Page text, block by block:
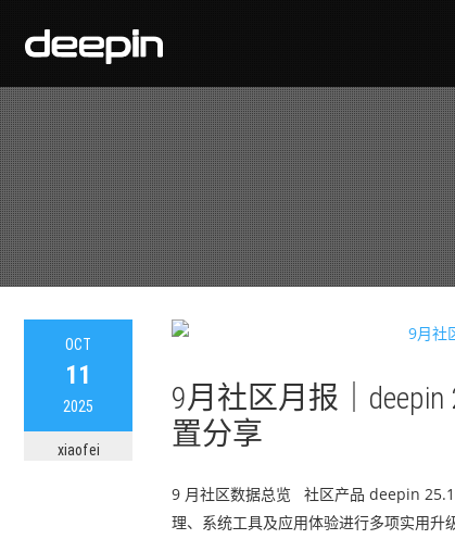
OCT
11
2025
xiaofei
9月社区月报｜
置分享
9 月社区数据总览 社区产品 deepin
理、系统工具及应用体验进行多项实用升